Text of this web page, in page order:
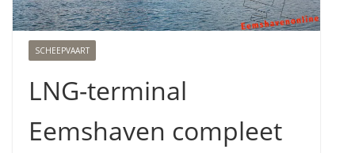
SCHEEPVAART
LNG-terminal
Eemshaven compleet